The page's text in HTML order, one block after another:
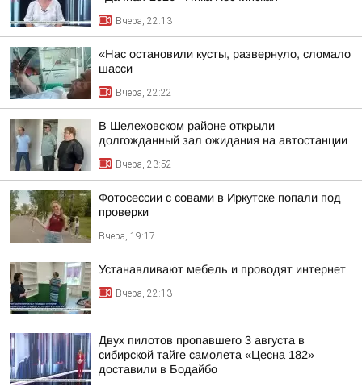
Вчера, 22:13
«Нас остановили кусты, развернуло, сломало
шасси
Вчера, 22:22
В Шелеховском районе открыли
долгожданный зал ожидания на автостанции
Вчера, 23:52
Фотосессии с совами в Иркутске попали под
проверки
Вчера, 19:17
Устанавливают мебель и проводят интернет
Вчера, 22:13
Двух пилотов пропавшего 3 августа в
сибирской тайге самолета «Цесна 182»
доставили в Бодайбо